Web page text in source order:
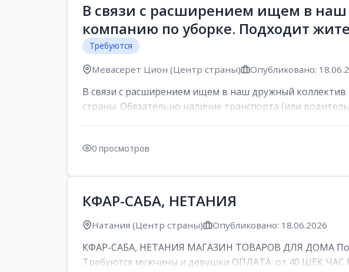
В связи с расширением ищем в
компанию по уборке. Подходит
Требуются
Мевасерет Цион (Центр страны) Опубликовано:
В связи с расширением ищем в наш дружный
страны. Обязательно наличие транспорта (или
0 просмотров
КФАР-САБА, НЕТАНИЯ
Натания (Центр страны) Опубликовано: 18.06.2026
КФАР-САБА, НЕТАНИЯ МАГАЗИН ТОВАРОВ ДЛЯ ДОМА
Требуются мужчины и девушки ОПЛАТА: от 40 ШЕК ЧАС